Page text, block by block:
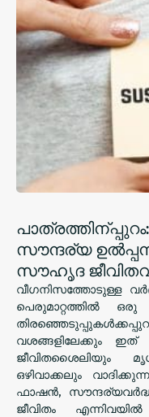
സൗന്ദര്യ
സൗഹൃദ
വീഗനിസത്തോടുള്ള
പെരുമാറ്റത്തിൽ ഒരു
വശങ്ങളിലേക്കും ഇത്
ജീവിതശൈലിയും
ഒഴിവാക്കലും
ഫാഷൻ,
ജീവിതം എന്നിവയിൽ